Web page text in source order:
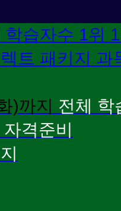
)까지 전체 학
격준비